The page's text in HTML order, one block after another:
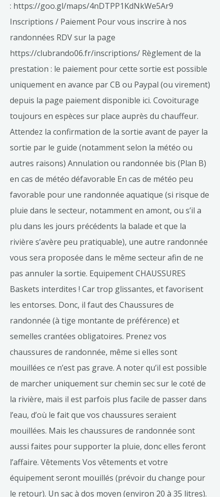
: https://goo.gl/maps/4nDTPP1KdNkWe5Ar9
Inscriptions / Paiement Pour vous inscrire à nos
randonnées RDV sur la page
https://clubrando06.fr/inscriptions/ Règlement de la
prestation : le paiement pour cette sortie est possible
uniquement en avance par CB ou Paypal (ou virement)
depuis la page paiement disponible ici. Covoiturage
toujours en espèces sur place auprès du chauffeur.
Attendez la confirmation de la sortie avant de payer la
sortie par le guide (notamment selon la météo ou
autres raisons) Annulation ou randonnée bis (Plan B)
en cas de météo défavorable En cas de météo peu
favorable pour une randonnée aquatique (si risque de
pluie dans le secteur, notamment en amont, ou s’il a
plu dans les jours précédents la balade et que la
rivière s’avère peu pratiquable), une autre randonnée
vous sera proposée dans le même secteur afin de ne
pas annuler la sortie. Equipement CHAUSSURES
Baskets interdites ! Car trop glissantes, et favorisent
les entorses. Donc, il faut des Chaussures de
randonnée (à tige montante de préférence) et
semelles crantées obligatoires. Prenez vos
chaussures de randonnée, même si elles sont
mouillées ce n’est pas grave. A noter qu’il est possible
de marcher uniquement sur chemin sec sur le coté de
la rivière, mais il est parfois plus facile de passer dans
l’eau, d’où le fait que vos chaussures seraient
mouillées. Mais les chaussures de randonnée sont
aussi faites pour supporter la pluie, donc elles feront
l’affaire. Vêtements Vos vêtements et votre
équipement seront mouillés (prévoir du change pour
le retour). Un sac à dos moyen (environ 20 à 35 litres).